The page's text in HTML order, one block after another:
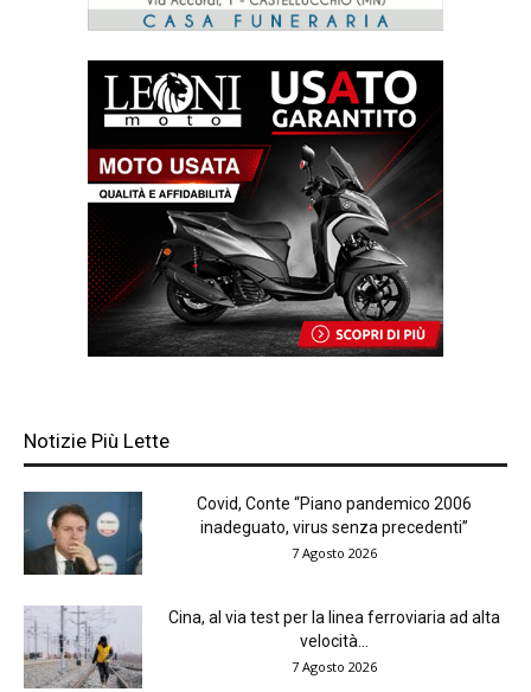
Notizie Più Lette
Covid, Conte “Piano pandemico 2006
inadeguato, virus senza precedenti”
7 Agosto 2026
Cina, al via test per la linea ferroviaria ad alta
velocità...
7 Agosto 2026